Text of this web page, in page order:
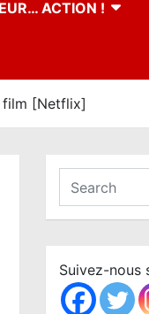
ACTION !
film [Netflix]
a
c
h
Suivez-nous